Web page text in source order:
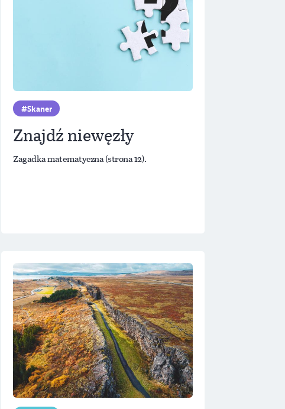
Skaner
Znajdź niewęzły
Zagadka matematyczna (strona 12).